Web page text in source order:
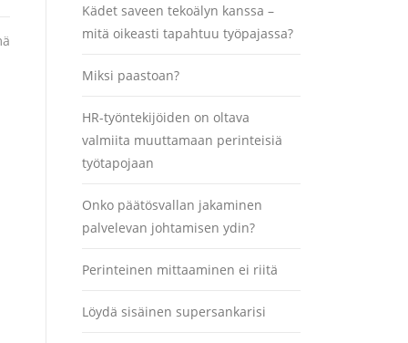
Kädet saveen tekoälyn kanssa –
mitä oikeasti tapahtuu työpajassa?
Miksi paastoan?
HR-työntekijöiden on oltava
valmiita muuttamaan perinteisiä
työtapojaan
Onko päätösvallan jakaminen
palvelevan johtamisen ydin?
Perinteinen mittaaminen ei riitä
Löydä sisäinen supersankarisi